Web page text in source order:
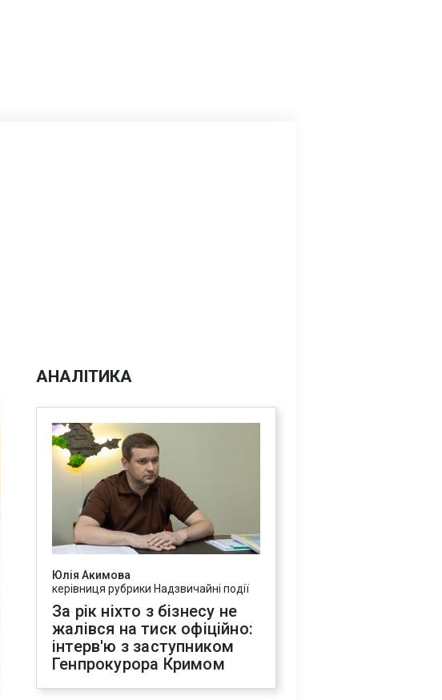
АНАЛІТИКА
Юлія Акимова
керівниця рубрики Надзвичайні події
За рік ніхто з бізнесу не
жалівся на тиск офіційно:
інтерв'ю з заступником
Генпрокурора Кримом